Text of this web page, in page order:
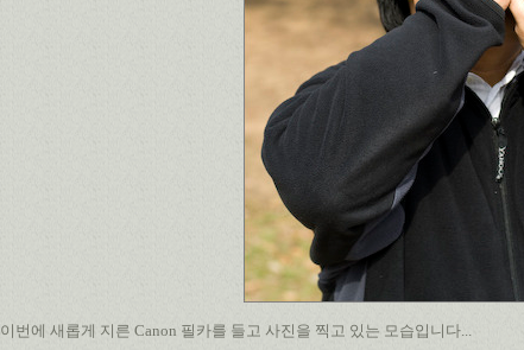
이번에 새롭게 지른 Canon 필카를 들고 사진을 찍고 있는 모습입니다...